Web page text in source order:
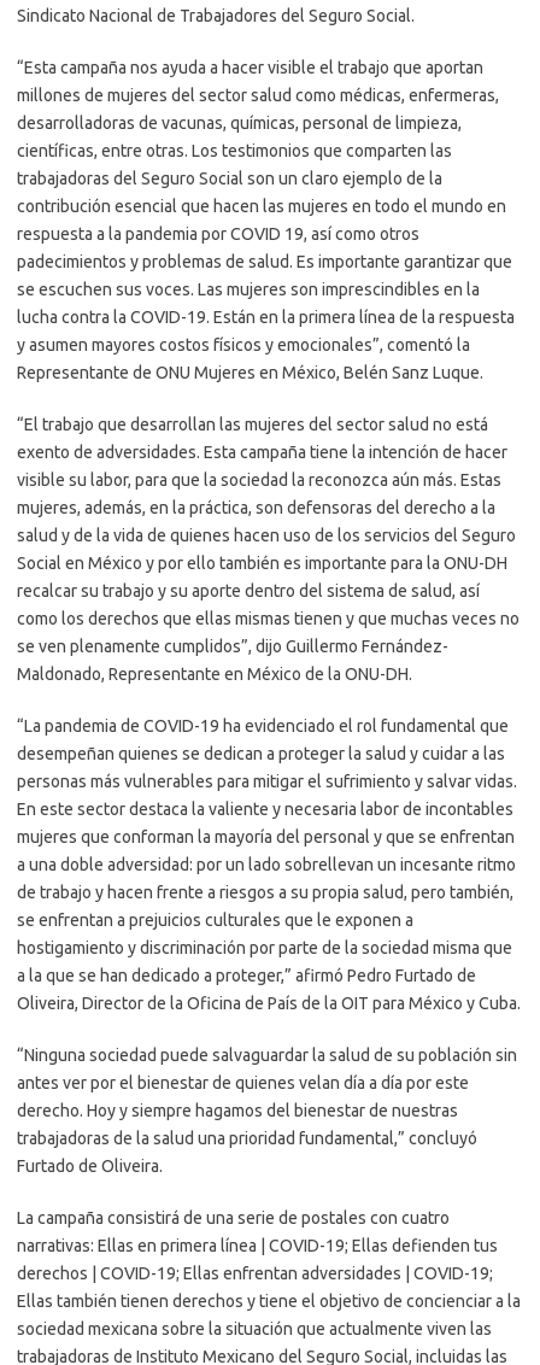
Sindicato Nacional de Trabajadores del Seguro Social.
“Esta campaña nos ayuda a hacer visible el trabajo que aportan
millones de mujeres del sector salud como médicas, enfermeras,
desarrolladoras de vacunas, químicas, personal de limpieza,
científicas, entre otras. Los testimonios que comparten las
trabajadoras del Seguro Social son un claro ejemplo de la
contribución esencial que hacen las mujeres en todo el mundo en
respuesta a la pandemia por COVID 19, así como otros
padecimientos y problemas de salud. Es importante garantizar que
se escuchen sus voces. Las mujeres son imprescindibles en la
lucha contra la COVID-19. Están en la primera línea de la respuesta
y asumen mayores costos físicos y emocionales”, comentó la
Representante de ONU Mujeres en México, Belén Sanz Luque.
“El trabajo que desarrollan las mujeres del sector salud no está
exento de adversidades. Esta campaña tiene la intención de hacer
visible su labor, para que la sociedad la reconozca aún más. Estas
mujeres, además, en la práctica, son defensoras del derecho a la
salud y de la vida de quienes hacen uso de los servicios del Seguro
Social en México y por ello también es importante para la ONU-DH
recalcar su trabajo y su aporte dentro del sistema de salud, así
como los derechos que ellas mismas tienen y que muchas veces no
se ven plenamente cumplidos”, dijo Guillermo Fernández-
Maldonado, Representante en México de la ONU-DH.
“La pandemia de COVID-19 ha evidenciado el rol fundamental que
desempeñan quienes se dedican a proteger la salud y cuidar a las
personas más vulnerables para mitigar el sufrimiento y salvar vidas.
En este sector destaca la valiente y necesaria labor de incontables
mujeres que conforman la mayoría del personal y que se enfrentan
a una doble adversidad: por un lado sobrellevan un incesante ritmo
de trabajo y hacen frente a riesgos a su propia salud, pero también,
se enfrentan a prejuicios culturales que le exponen a
hostigamiento y discriminación por parte de la sociedad misma que
a la que se han dedicado a proteger,” afirmó Pedro Furtado de
Oliveira, Director de la Oficina de País de la OIT para México y Cuba.
“Ninguna sociedad puede salvaguardar la salud de su población sin
antes ver por el bienestar de quienes velan día a día por este
derecho. Hoy y siempre hagamos del bienestar de nuestras
trabajadoras de la salud una prioridad fundamental,” concluyó
Furtado de Oliveira.
La campaña consistirá de una serie de postales con cuatro
narrativas: Ellas en primera línea | COVID-19; Ellas defienden tus
derechos | COVID-19; Ellas enfrentan adversidades | COVID-19;
Ellas también tienen derechos y tiene el objetivo de concienciar a la
sociedad mexicana sobre la situación que actualmente viven las
trabajadoras de Instituto Mexicano del Seguro Social, incluidas las